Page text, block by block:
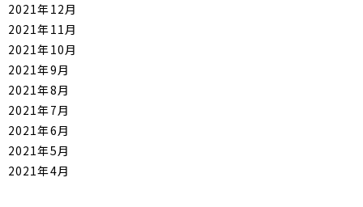
2021年12月
2021年11月
2021年10月
2021年9月
2021年8月
2021年7月
2021年6月
2021年5月
2021年4月